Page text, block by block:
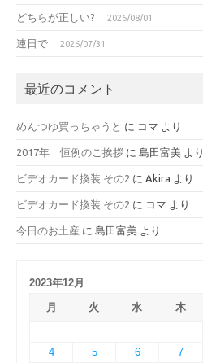
どちらが正しい? 2026/08/01
連日で 2026/07/31
最近のコメント
めんつゆ買っちゃうと に コマ より
2017年 恒例のご挨拶 に 島田富美 より
ビデオカード換装 その2 に Akira より
ビデオカード換装 その2 に コマ より
今日のお土産 に 島田富美 より
2023年12月
月
火 水 木
4
5 6 7